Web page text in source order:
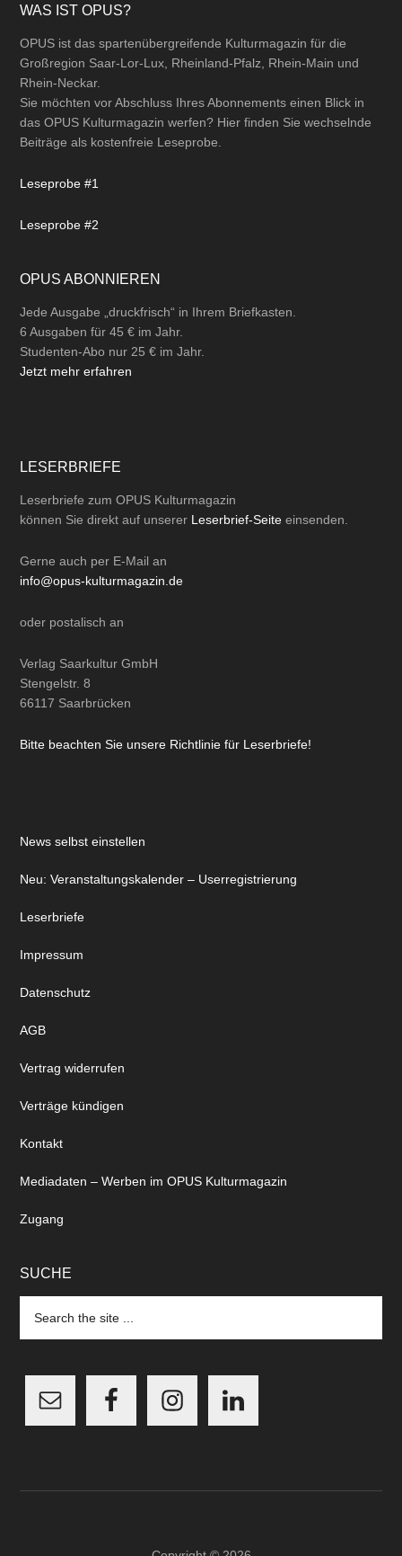
Footer
WAS IST OPUS?
OPUS ist das spartenübergreifende Kulturmagazin für die
Großregion Saar-Lor-Lux, Rheinland-Pfalz, Rhein-Main und
Rhein-Neckar.
Sie möchten vor Abschluss Ihres Abonnements einen Blick in
das OPUS Kulturmagazin werfen? Hier finden Sie wechselnde
Beiträge als kostenfreie Leseprobe.
Leseprobe #1
Leseprobe #2
OPUS ABONNIEREN
Jede Ausgabe „druckfrisch“ in Ihrem Briefkasten.
6 Ausgaben für 45 € im Jahr.
Studenten-Abo nur 25 € im Jahr.
Jetzt mehr erfahren
LESERBRIEFE
Leserbriefe zum OPUS Kulturmagazin
können Sie direkt auf unserer Leserbrief-Seite einsenden.
Gerne auch per E-Mail an
info@opus-kulturmagazin.de
oder postalisch an
Verlag Saarkultur GmbH
Stengelstr. 8
66117 Saarbrücken
Bitte beachten Sie unsere Richtlinie für Leserbriefe!
News selbst einstellen
Neu: Veranstaltungskalender – Userregistrierung
Leserbriefe
Impressum
Datenschutz
AGB
Vertrag widerrufen
Verträge kündigen
Kontakt
Mediadaten – Werben im OPUS Kulturmagazin
Zugang
SUCHE
the